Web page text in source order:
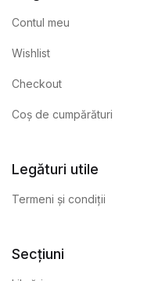
Contul meu
Wishlist
Checkout
Coș de cumpărături
Legături utile
Termeni și condiții
Secțiuni